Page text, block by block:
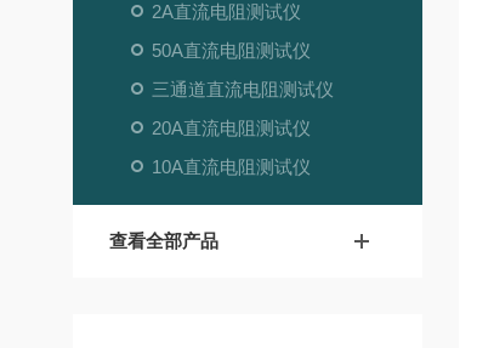
2A直流电阻测试仪
50A直流电阻测试仪
三通道直流电阻测试仪
20A直流电阻测试仪
10A直流电阻测试仪
查看全部产品